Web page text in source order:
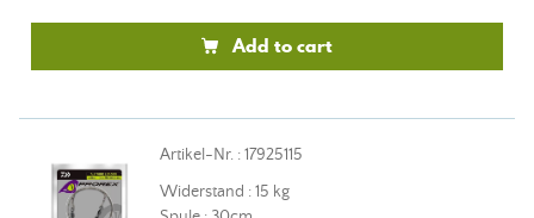
Add to cart
Artikel-Nr. : 17925115
Widerstand : 15 kg